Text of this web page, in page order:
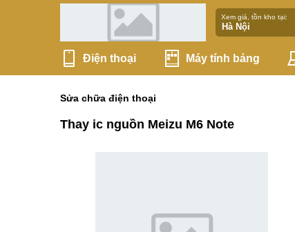
Xem giá, tồn kho tại:
Điện thoại Máy tính bảng
Sửa chữa điện thoại
Thay ic nguồn Meizu M6 Note